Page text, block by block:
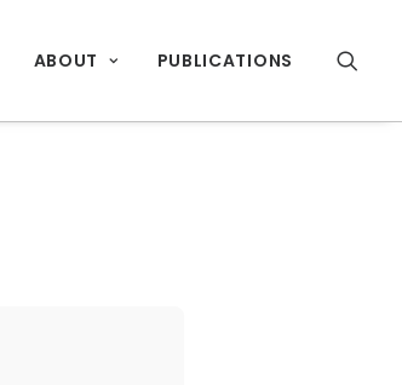
ABOUT PUBLICATIONS